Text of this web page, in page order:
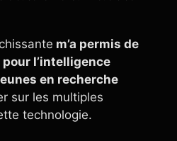
m’a permis de
l’intelligence
en recherche
sur les multiples
technologie.